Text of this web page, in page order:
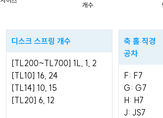
개수
디스크 스프링 개수
[TL200~TL700] 1L, 1, 2
[TL10] 16, 24
[TL14] 10, 15
[TL20] 6, 12
축 홀 직경
공차
F: F7
G: G7
H: H7
J: JS7